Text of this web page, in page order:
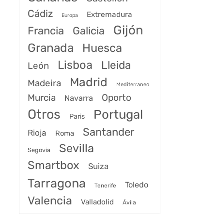
Cádiz
Europa Extremadura
Francia Galicia Gijón
Granada Huesca
León Lisboa Lleida
Madeira Madrid Mediterraneo
Murcia Navarra Oporto
Otros Paris Portugal
Rioja Roma Santander
Segovia
Sevilla
Smartbox
Suiza
Tarragona Tenerife Toledo
Valencia Valladolid Ávila